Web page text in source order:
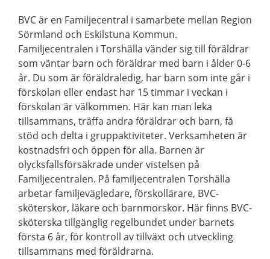
BVC är en Familjecentral i samarbete mellan Region
Sörmland och Eskilstuna Kommun.
Familjecentralen i Torshälla vänder sig till föräldrar
som väntar barn och föräldrar med barn i ålder 0-6
år. Du som är föräldraledig, har barn som inte går i
förskolan eller endast har 15 timmar i veckan i
förskolan är välkommen. Här kan man leka
tillsammans, träffa andra föräldrar och barn, få
stöd och delta i gruppaktiviteter. Verksamheten är
kostnadsfri och öppen för alla. Barnen är
olycksfallsförsäkrade under vistelsen på
Familjecentralen. På familjecentralen Torshälla
arbetar familjevägledare, förskollärare, BVC-
sköterskor, läkare och barnmorskor. Här finns BVC-
sköterska tillgänglig regelbundet under barnets
första 6 år, för kontroll av tillväxt och utveckling
tillsammans med föräldrarna.